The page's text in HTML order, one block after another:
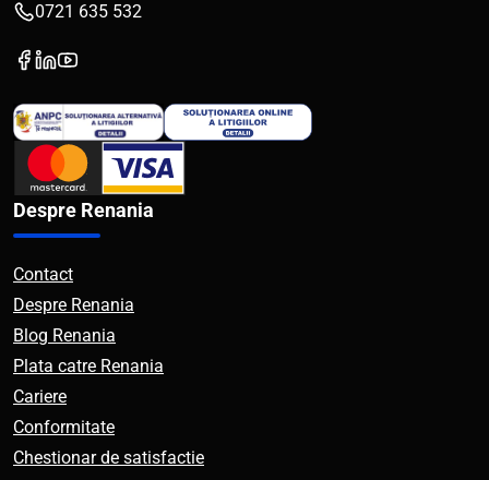
0721 635 532
Despre Renania
Contact
Despre Renania
Blog Renania
Plata catre Renania
Cariere
Conformitate
Chestionar de satisfactie